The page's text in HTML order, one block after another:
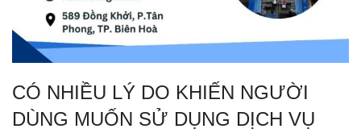
CÓ NHIỀU LÝ DO KHIẾN NGƯỜI
DÙNG MUỐN SỬ DỤNG DỊCH VỤ